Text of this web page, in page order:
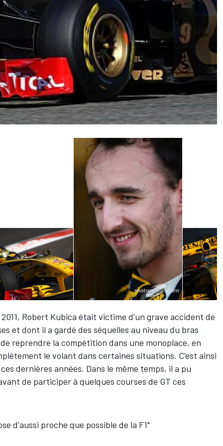
Robert Kubica était victime d'un grave accident de
et dont il a gardé des séquelles au niveau du bras
reprendre la compétition dans une monoplace, en
le volant dans certaines situations. C'est ainsi
dernières années. Dans le même temps, il a pu
de participer à quelques courses de GT ces
d'aussi proche que possible de la F1"